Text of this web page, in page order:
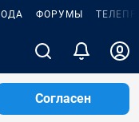
ФОРУМЫ
Согласен